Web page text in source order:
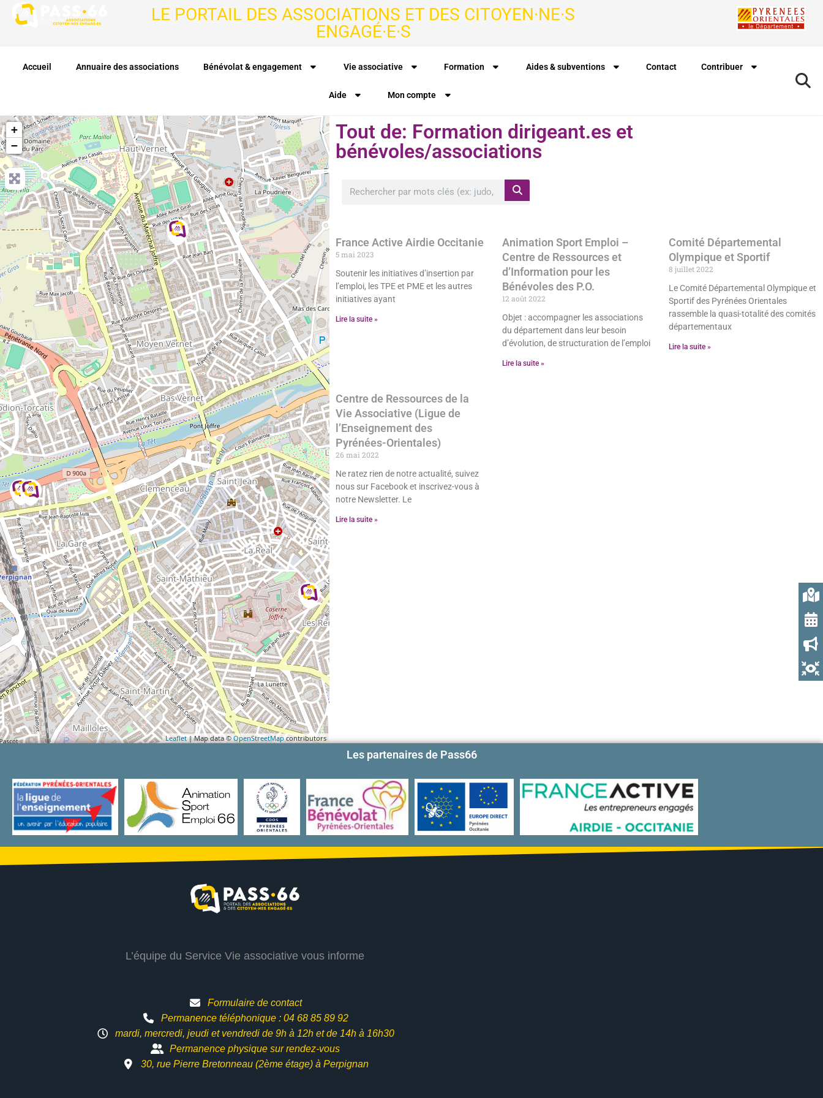
LE PORTAIL DES ASSOCIATIONS ET DES CITOYEN·NE·S
ENGAGÉ·E·S
Accueil Annuaire des associations Bénévolat & engagement Vie associative Formation Aides & subventions Contact Contribuer
Aide Mon compte
+
−
Leaflet| Map data © OpenStreetMapcontributors
Tout de: Formation dirigeant.es et
bénévoles/associations
France Active Airdie Occitanie
5 mai 2023
Soutenir les initiatives d’insertion par
l’emploi, les TPE et PME et les autres
initiatives ayant
Lire la suite »
Animation Sport Emploi –
Centre de Ressources et
d’Information pour les
Bénévoles des P.O.
12 août 2022
Objet : accompagner les associations
du département dans leur besoin
d’évolution, de structuration de l’emploi
Lire la suite »
Comité Départemental
Olympique et Sportif
8 juillet 2022
Le Comité Départemental Olympique et
Sportif des Pyrénées Orientales
rassemble la quasi-totalité des comités
départementaux
Lire la suite »
Centre de Ressources de la
Vie Associative (Ligue de
l’Enseignement des
Pyrénées-Orientales)
26 mai 2022
Ne ratez rien de notre actualité, suivez
nous sur Facebook et inscrivez-vous à
notre Newsletter. Le
Lire la suite »
Les partenaires de Pass66
L’équipe du Service Vie associative vous informe
Formulaire de contact
Permanence téléphonique : 04 68 85 89 92
mardi, mercredi, jeudi et vendredi de 9h à 12h etde 14h à 16h30
Permanence physique sur rendez-vous
30, rue Pierre Bretonneau (2ème étage) à Perpignan